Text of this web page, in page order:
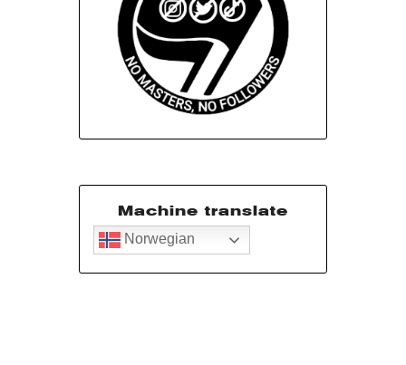
Machine translate
Norwegian